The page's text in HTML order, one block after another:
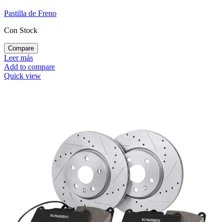
Pastilla de Freno
Con Stock
Compare
Leer más
Add to compare
Quick view